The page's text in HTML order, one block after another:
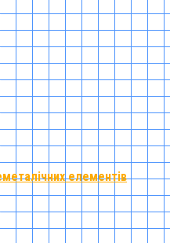
елементів